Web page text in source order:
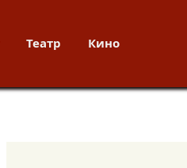
Театр Кино